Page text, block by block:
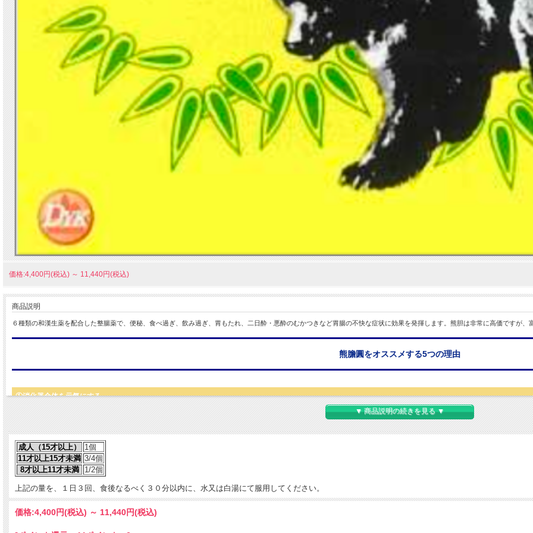
価格:4,400円(税込) ～ 11,440円(税込)
商品説明
６種類の和漢生薬を配合した整腸薬で、便秘、食べ過ぎ、飲み過ぎ、胃もたれ、二日酔・悪酔のむかつきなど胃腸の不快な症状に効果を発揮します。熊胆は非常に高価ですが
熊膽圓をオススメする5つの理由
①消化器全体を元気にする
一般の胃腸薬は消化・吸収（胃・小腸）までですが、熊膽圓は代謝・排泄（肝臓・大腸）にも働きます。老化などで消化器の能力が低下した状態を改善する、中高年の方にぴっ
②副作用がほとんどない
熊膽圓は生薬のみで副作用がほとんど無く安心してご使用いただけます。体に優しく安全性が高く、8才以上から服用できます。
③連用可能
▼ 商品説明の続きを見る ▼
成人（15才以上）
1個
11才以上15才未満 3/4個
8才以上11才未満
1/2個
上記の量を、１日３回、食後なるべく３０分以内に、水又は白湯にて服用してください。
価格:4,400円(税込) ～ 11,440円(税込)